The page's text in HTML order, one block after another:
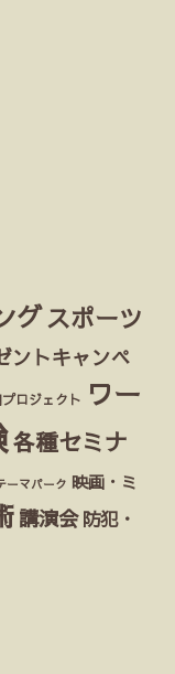
グスポーツ
ントキャンペ
ロジェクト ワー
各種セミナ
ーマパーク 映画・ミ
講演会 防犯・